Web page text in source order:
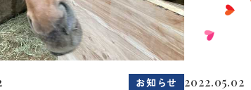
お知らせ 2022.05.02